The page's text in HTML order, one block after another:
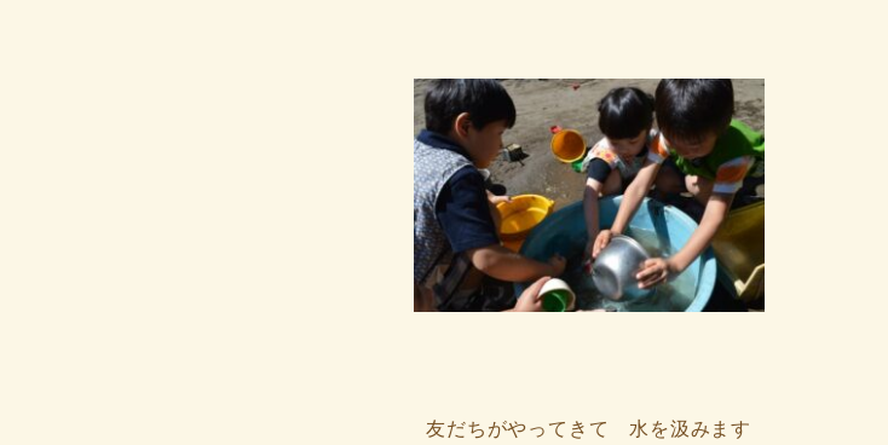
友だちがやってきて 水を汲みます